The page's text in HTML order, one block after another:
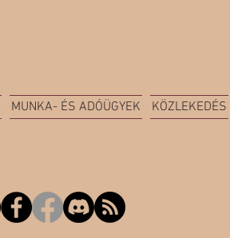
MUNKA- ÉS ADÓÜGYEK KÖZLEKEDÉS